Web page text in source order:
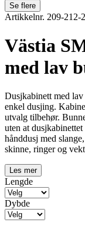
Se flere
Artikkelnr. 209-212-
Västia
med lav
Dusjkabinett med
enkel dusjing.
utvalg tilbehør.
uten at
hånddusj med
skinne, ringer og
Les mer
Lengde
Dybde